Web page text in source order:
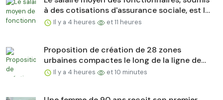
à des cotisations d'assurance sociale, est le
plus élevé de tous les groupes.
Il y a 4 heures et 11 heures
Proposition de création de 28 zones
urbaines compactes le long de la ligne de
chemin de fer Hô Chi Minh-Ville - Can Tho.
Il y a 4 heures et 10 minutes